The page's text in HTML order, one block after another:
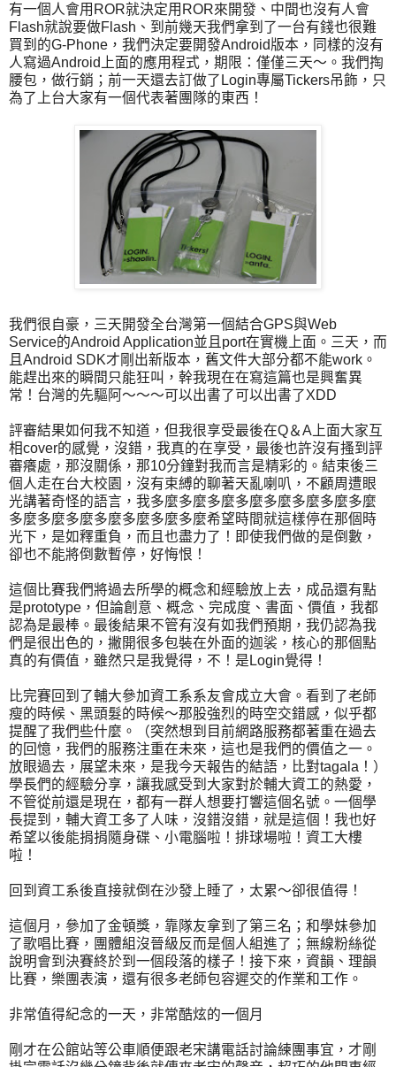
有一個人會用ROR就決定用ROR來開發、中間也沒有人會
Flash就說要做Flash、到前幾天我們拿到了一台有錢也很難
買到的G-Phone，我們決定要開發Android版本，同樣的沒有
人寫過Android上面的應用程式，期限：僅僅三天～。我們掏
腰包，做行銷；前一天還去訂做了Login專屬Tickers吊飾，只
為了上台大家有一個代表著團隊的東西！
我們很自豪，三天開發全台灣第一個結合GPS與Web
Service的Android Application並且port在實機上面。三天，而
且Android SDK才剛出新版本，舊文件大部分都不能work。
能趕出來的瞬間只能狂叫，幹我現在在寫這篇也是興奮異
常！台灣的先驅阿～～～可以出書了可以出書了XDD
評審結果如何我不知道，但我很享受最後在Q＆A上面大家互
相cover的感覺，沒錯，我真的在享受，最後也許沒有搔到評
審癢處，那沒關係，那10分鐘對我而言是精彩的。結束後三
個人走在台大校園，沒有束縛的聊著天亂喇叭，不顧周遭眼
光講著奇怪的語言，我多麼多麼多麼多麼多麼多麼多麼多麼
多麼多麼多麼多麼多麼多麼多麼希望時間就這樣停在那個時
光下，是如釋重負，而且也盡力了！即使我們做的是倒數，
卻也不能將倒數暫停，好悔恨！
這個比賽我們將過去所學的概念和經驗放上去，成品還有點
是prototype，但論創意、概念、完成度、書面、價值，我都
認為是最棒。最後結果不管有沒有如我們預期，我仍認為我
們是很出色的，撇開很多包裝在外面的迦裟，核心的那個點
真的有價值，雖然只是我覺得，不！是Login覺得！
比完賽回到了輔大參加資工系系友會成立大會。看到了老師
瘦的時候、黑頭髮的時候～那股強烈的時空交錯感，似乎都
提醒了我們些什麼。（突然想到目前網路服務都著重在過去
的回憶，我們的服務注重在未來，這也是我們的價值之一。
放眼過去，展望未來，是我今天報告的結語，比對tagala！）
學長們的經驗分享，讓我感受到大家對於輔大資工的熱愛，
不管從前還是現在，都有一群人想要打響這個名號。一個學
長提到，輔大資工多了人味，沒錯沒錯，就是這個！我也好
希望以後能捐捐隨身碟、小電腦啦！排球場啦！資工大樓
啦！
回到資工系後直接就倒在沙發上睡了，太累～卻很值得！
這個月，參加了金頓獎，靠隊友拿到了第三名；和學妹參加
了歌唱比賽，團體組沒晉級反而是個人組進了；無線粉絲從
說明會到決賽終於到一個段落的樣子！接下來，資韻、理韻
比賽，樂團表演，還有很多老師包容遲交的作業和工作。
非常值得紀念的一天，非常酷炫的一個月
剛才在公館站等公車順便跟老宋講電話討論練團事宜，才剛